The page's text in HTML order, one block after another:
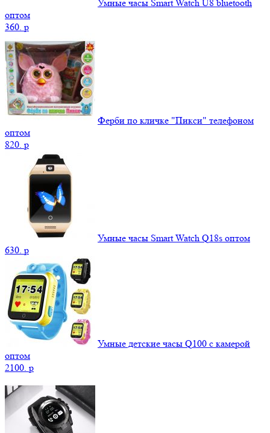
Умные часы Smart Watch U8 bluetooth
оптом
360. p
Ферби по кличке "Пикси" телефоном
оптом
820. p
Умные часы Smart Watch Q18s оптом
630. p
Умные детские часы Q100 с камерой
оптом
2100. p